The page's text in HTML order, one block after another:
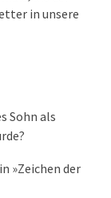
in unsere
Sohn als
»Zeichen der